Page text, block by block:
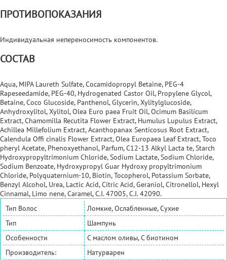
ПРОТИВОПОКАЗАНИЯ
Индивидуальная непереносимость компонентов.
СОСТАВ
Aqua, MIPA Laureth Sulfate, Cocamidopropyl Betaine, PEG-4
Rapeseedamide, PEG-40, Hydrogenated Castor Oil, Propylene Glycol,
Betaine, Coco Glucoside, Panthenol, Glycerin, Xylitylglucoside,
Anhydroxylitol, Xylitol, Olea Euro paea Fruit Oil, Ocimum Basilicum
Extract, Chamomilla Recutita Flower Extract, Humulus Lupulus Extract,
Achillea Millefolium Extract, Acanthopanax Senticosus Root Extract,
Calendula Offi cinalis Flower Extract, Olea Europaea Leaf Extract, Toco
pheryl Acetate, Phenoxyethanol, Parfum, C12-13 Alkyl Lacta te, Starch
Hydroxypropyltrimonium Chloride, Sodium Lactate, Sodium Chloride,
Sodium Benzoate, Hydroxypropyl Guar Hydroxy propyltrimonium
Chloride, Polyquaternium-10, Biotin, Tocopherol, Potassium Sorbate,
Benzyl Alcohol, Urea, Lactic Acid, Citric Acid, Geraniol, Citronellol, Hexyl
Cinnamal, Limo nene, Caramel, C.I. 47005, C.I. 42090.
Тип Волос
Ломкие, Ослабленные, Сухие
Тип
Шампунь
Особенности
С маслом оливы, С биотином
Производитель:
Натурварен